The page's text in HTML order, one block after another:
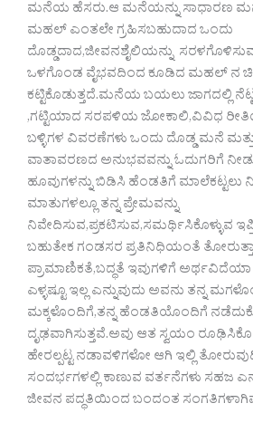
ಮನೆಯ ಹೆಸರು.ಆ ಮನೆಯನ್ನು ಸಾಧಾರಣ ಮನೆ
ಮಹಲ್ ಎಂತಲೇ ಗ್ರಹಿಸಬಹುದಾದ ಒಂದು
ದೊಡ್ಡದಾದ,ಜೀವನಶೈಲಿಯನ್ನು
ಒಳಗೊಂಡ ವೈಭವದಿಂದ ಕೂಡಿದ ಮಹಲ್ ನ
ಕಟ್ಟಿಕೊಡುತ್ತದೆ.ಮನೆಯ ಬಯಲು ಜಾಗದಲ್ಲಿ
,ಗಟ್ಟಿಯಾದ ಸರಪಳಿಯ ಜೋಕಾಲಿ,ವಿವಿಧ
ಬಳ್ಳಿಗಳ ವಿವರಣೆಗಳು ಒಂದು ದೊಡ್ಡ ಮನೆ
ವಾತಾವರಣದ ಅನುಭವವನ್ನು ಓದುಗರಿಗೆ
ಹೂವುಗಳನ್ನು ಬಿಡಿಸಿ ಹೆಂಡತಿಗೆ ಮಾಲೆಕಟ್ಟಲು
ಮಾತುಗಳಲ್ಲೂ ತನ್ನ ಪ್ರೇಮವನ್ನು
ನಿವೇದಿಸುವ,ಪ್ರಕಟಿಸುವ,ಸಮರ್ಥಿಸಿಕೊಳ್ಳುವ
ಬಹುತೇಕ ಗಂಡಸರ ಪ್ರತಿನಿಧಿಯಂತೆ
ಪ್ರಾಮಾಣಿಕತೆ,ಬದ್ಧತೆ ಇವುಗಳಿಗೆ
ಎಳ್ಳಷ್ಟೂ ಇಲ್ಲ ಎನ್ನುವುದು ಅವನು ತನ್ನ
ಮಕ್ಕಳೊಂದಿಗೆ,ತನ್ನ ಹೆಂಡತಿಯೊಂದಿಗೆ
ದೃಢವಾಗಿಸುತ್ತವೆ.ಅವು ಆತ ಸ್ವಯಂ
ಹೇರಲ್ಪಟ್ಟ ನಡಾವಳಿಗಳೋ ಆಗಿ ಇಲ್ಲಿ
ಸಂದರ್ಭಗಳಲ್ಲಿ ಕಾಣುವ ವರ್ತನೆಗಳು ಸಹಜ
ಜೀವನ ಪದ್ಧತಿಯಿಂದ ಬಂದಂತ